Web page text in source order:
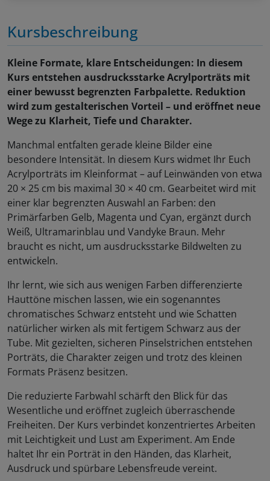
Kursbeschreibung
Kleine Formate, klare Entscheidungen: In diesem
Kurs entstehen ausdrucksstarke Acrylporträts mit
einer bewusst begrenzten Farbpalette. Reduktion
wird zum gestalterischen Vorteil – und eröffnet neue
Wege zu Klarheit, Tiefe und Charakter.
Manchmal entfalten gerade kleine Bilder eine
besondere Intensität. In diesem Kurs widmet Ihr Euch
Acrylporträts im Kleinformat – auf Leinwänden von etwa
20 × 25 cm bis maximal 30 × 40 cm. Gearbeitet wird mit
einer klar begrenzten Auswahl an Farben: den
Primärfarben Gelb, Magenta und Cyan, ergänzt durch
Weiß, Ultramarinblau und Vandyke Braun. Mehr
braucht es nicht, um ausdrucksstarke Bildwelten zu
entwickeln.
Ihr lernt, wie sich aus wenigen Farben differenzierte
Hauttöne mischen lassen, wie ein sogenanntes
chromatisches Schwarz entsteht und wie Schatten
natürlicher wirken als mit fertigem Schwarz aus der
Tube. Mit gezielten, sicheren Pinselstrichen entstehen
Porträts, die Charakter zeigen und trotz des kleinen
Formats Präsenz besitzen.
Die reduzierte Farbwahl schärft den Blick für das
Wesentliche und eröffnet zugleich überraschende
Freiheiten. Der Kurs verbindet konzentriertes Arbeiten
mit Leichtigkeit und Lust am Experiment. Am Ende
haltet Ihr ein Porträt in den Händen, das Klarheit,
Ausdruck und spürbare Lebensfreude vereint.